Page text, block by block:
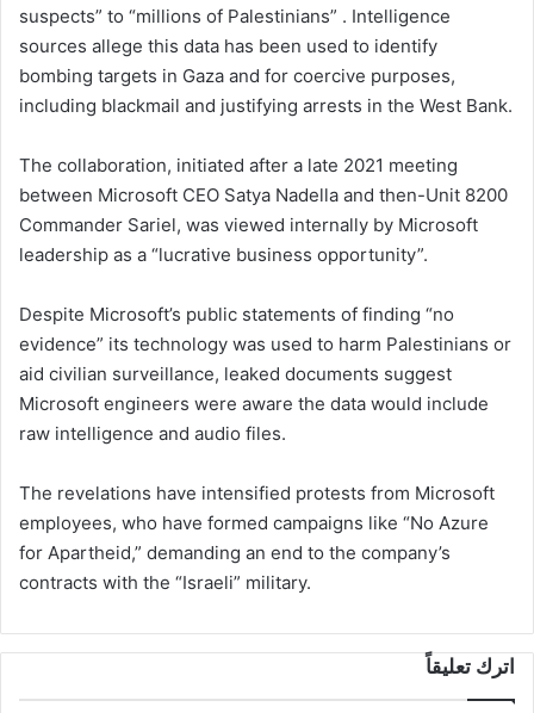
suspects” to “millions of Palestinians” . Intelligence
sources allege this data has been used to identify
bombing targets in Gaza and for coercive purposes,
including blackmail and justifying arrests in the West Bank.
The collaboration, initiated after a late 2021 meeting
between Microsoft CEO Satya Nadella and then-Unit 8200
Commander Sariel, was viewed internally by Microsoft
leadership as a “lucrative business opportunity”.
Despite Microsoft’s public statements of finding “no
evidence” its technology was used to harm Palestinians or
aid civilian surveillance, leaked documents suggest
Microsoft engineers were aware the data would include
raw intelligence and audio files.
The revelations have intensified protests from Microsoft
employees, who have formed campaigns like “No Azure
for Apartheid,” demanding an end to the company’s
contracts with the “Israeli” military.
اترك تعليقاً